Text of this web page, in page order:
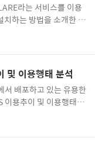
라는 서비스를 이용
치하는 방법을 소개한 적
FLARE를 이용해 왔
셨다. 테스트를 해보니
데 IE에서는 실제로 스
멈추는 현상이 발생했
가서 FLARE 스크립트
오류가 사라졌다. 이럴
및 이용행태 분석
서 배포하고 있는 유용한
이용추이 및 이용행태 분
는 2015년 4305가구,